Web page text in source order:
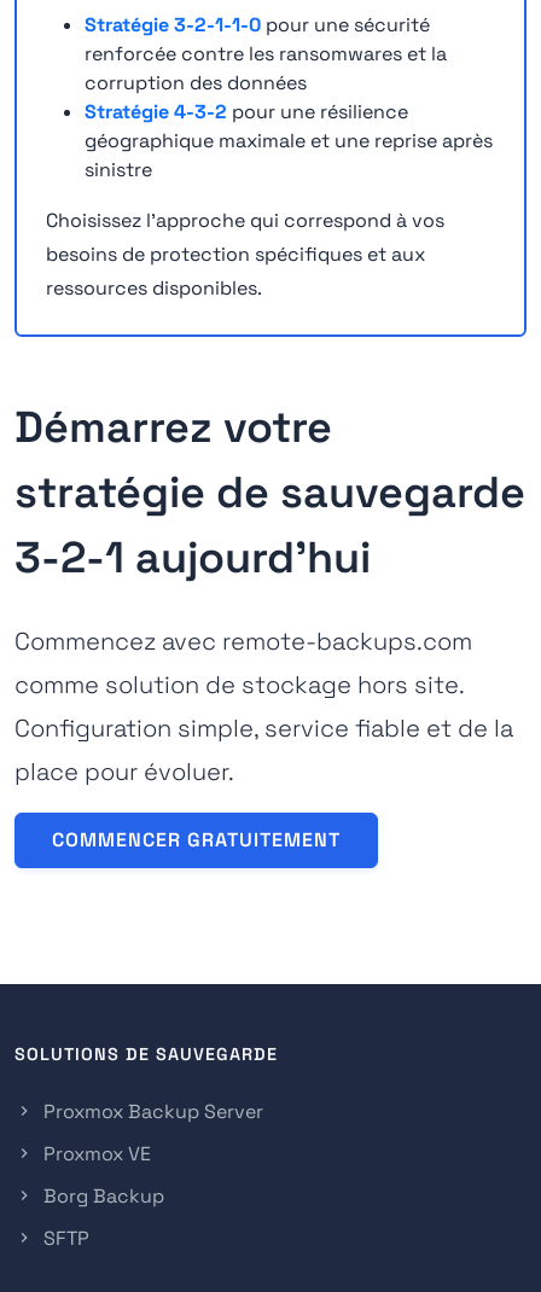
Stratégie 3-2-1-1-0 pour une sécurité
renforcée contre les ransomwares et la
corruption des données
Stratégie 4-3-2 pour une résilience
géographique maximale et une reprise après
sinistre
Choisissez l'approche qui correspond à vos
besoins de protection spécifiques et aux
ressources disponibles.
Démarrez votre
stratégie de sauvegarde
3-2-1 aujourd'hui
Commencez avec remote-backups.com
comme solution de stockage hors site.
Configuration simple, service fiable et de la
place pour évoluer.
COMMENCER GRATUITEMENT
SOLUTIONS DE SAUVEGARDE
Proxmox Backup Server
Proxmox VE
Borg Backup
SFTP